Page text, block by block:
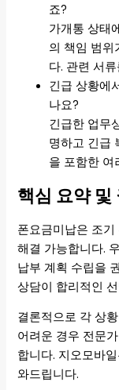
죠?
가개통 상태
의 책임 범위
다. 관련 서
긴급 상황에
나요?
긴급한 업무
명하고 긴급
을 포함한 여
핵심 요약 및
폰요금미납은 조
해결 가능합니다.
납부 계획 수립을
상담이 합리적인
결론적으로 각 상
어려운 경우 전문
합니다. 지오모바
와드립니다.